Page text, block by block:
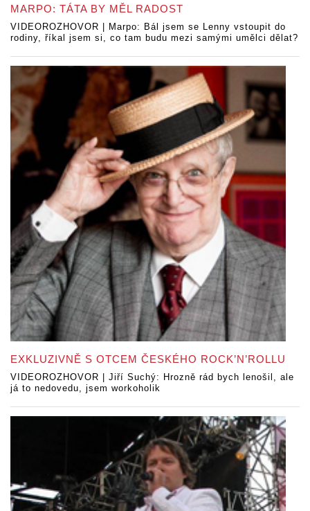
MARPO: TÁTA BY MĚL RADOST
VIDEOROZHOVOR | Marpo: Bál jsem se Lenny vstoupit do
rodiny, říkal jsem si, co tam budu mezi samými umělci dělat?
EXKLUZIVNĚ S OTCEM ČESKÉHO ROCK’N’ROLLU
VIDEOROZHOVOR | Jiří Suchý: Hrozně rád bych lenošil, ale
já to nedovedu, jsem workoholik